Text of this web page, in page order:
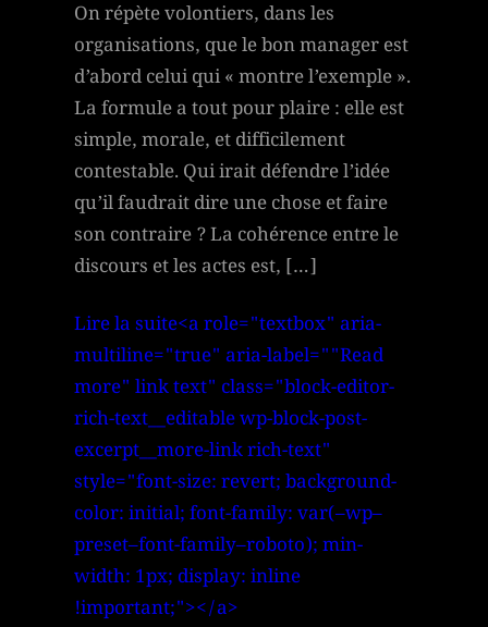
On répète volontiers, dans les
organisations, que le bon manager est
d’abord celui qui « montre l’exemple ».
La formule a tout pour plaire : elle est
simple, morale, et difficilement
contestable. Qui irait défendre l’idée
qu’il faudrait dire une chose et faire
son contraire ? La cohérence entre le
discours et les actes est, […]
Lire la suite<a role="textbox" aria-
multiline="true" aria-label=""Read
more" link text" class="block-editor-
rich-text__editable wp-block-post-
excerpt__more-link rich-text"
style="font-size: revert; background-
color: initial; font-family: var(–wp–
preset–font-family–roboto); min-
width: 1px; display: inline
!important;"></a>